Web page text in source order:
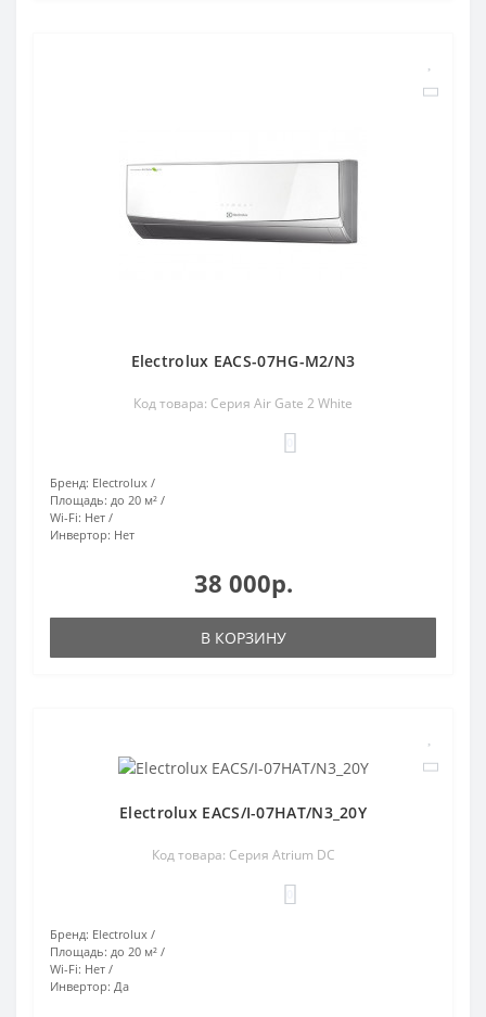
Electrolux EACS-07HG-M2/N3
Код товара: Серия Air Gate 2 White
Бренд: Electrolux
Площадь: до 20 м²
Wi-Fi: Нет
Инвертор: Нет
38 000р.
В КОРЗИНУ
Electrolux EACS/I-07HAT/N3_20Y
Код товара: Серия Atrium DC
Бренд: Electrolux
Площадь: до 20 м²
Wi-Fi: Нет
Инвертор: Да